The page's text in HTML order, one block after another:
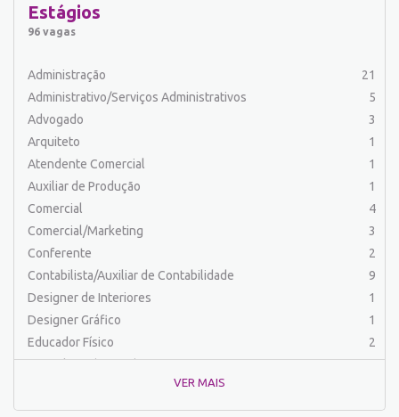
Auxiliar de Serviços
Barman
Cabeleireiro
Caixa Bancário/Operador de Caixa
Carpinteiro
Carregador/Ajudante Carga e Descarga
Chefe de Cozinha
Comercial
Comercial/Marketing
Comprador
Conferente
Contabilista/Auxiliar de Contabilidade
Controlador
Costureira/Costureiro Industrial
Cozinha/ Pizzaiolo
4
Estágios
96 vagas
Administração
21
Administrativo/Serviços Administrativos
5
Advogado
3
Arquiteto
1
Atendente Comercial
1
Auxiliar de Produção
1
Comercial
4
Comercial/Marketing
3
Conferente
2
Contabilista/Auxiliar de Contabilidade
9
Designer de Interiores
1
Designer Gráfico
1
Educador Físico
2
Engenharia (Outras)
1
Engenharia Elétrica e Eletrônica
1
VER MAIS